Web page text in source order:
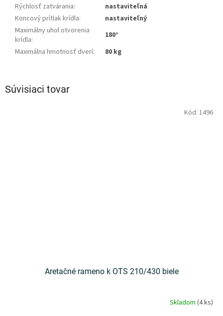
Súvisiaci tovar
Aretačné rameno k OTS 210/430 biele
Skladom (4 ks)
Kód: 1496
Rýchlosť zatvárania:
nastaviteľná
Koncový prítlak krídla:
nastaviteľný
Maximálny uhol otvorenia
krídla:
180°
Maximálna hmotnosť dverí: 80 kg